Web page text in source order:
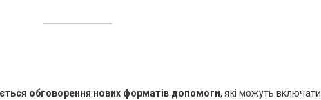
обговорення нових форматів допомоги, які можуть включати